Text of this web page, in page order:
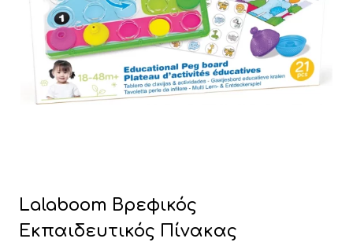
Lalaboom Βρεφικός
Εκπαιδευτικός Πίνακας